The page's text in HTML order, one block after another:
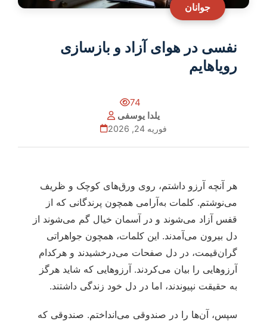
جوانان
نفسی در هوای آزاد و بازسازی
رویاهایم
74
یلدا یوسفی
فوریه 24, 2026
هر آنچه آرزو داشتم، روی ورق‌های کوچک و ظریف
می‌نوشتم. کلمات به‌آرامی همچون پرندگانی که از
قفس آزاد می‌شوند و در آسمان خیال گم می‌شوند از
دل بیرون می‌آمدند. این کلمات، همچون جواهراتی
گران‌قیمت، در دل صفحات می‌درخشیدند و هرکدام
آرزوهایی را بیان می‌کردند. آرزوهایی که شاید هرگز
به حقیقت نپیوندند، اما در دل خود زندگی داشتند.
سپس، آن‌ها را در صندوقی می‌انداختم. صندوقی که